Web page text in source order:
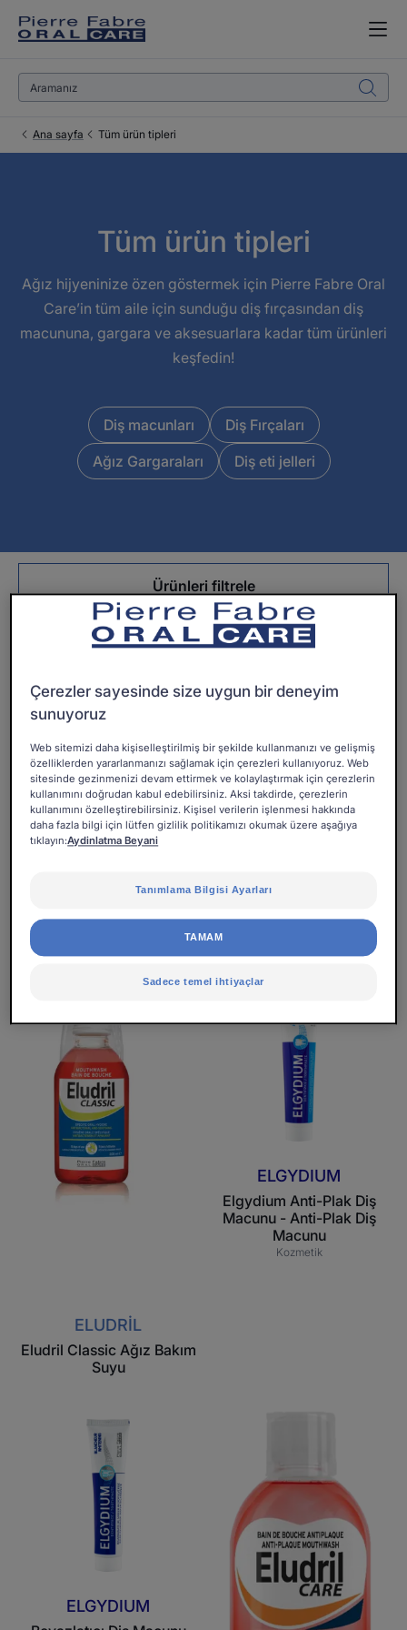
Ana sayfa Tüm ürün tipleri
Tüm ürün tipleri
Ağız hijyeninize özen göstermek için Pierre Fabre Oral
Care’in tüm aile için sunduğu diş fırçasından diş
macununa, gargara ve aksesuarlara kadar tüm ürünleri
keşfedin!
Diş macunları
Diş Fırçaları
Ağız Gargaraları
Diş eti jelleri
Ürünleri filtrele
14 sonuçlar "Tüm ürün tipleri"
ELGYDIUM
Çocuk
Diş
Macunu
2
-
ELGYDIUM Muz Aromalı
Çocuk Diş Macunu 2 - 6
Yaş
Kozmetik
ELGYDIUM
-
eco-
Teeth - eco-
Eludril
Ağız
Bakım
Suyu
ELUDRIL
Eludril Classic Ağız Bakım
Suyu
Plak
Diş
Macunu
-
Anti-
Macunu
ELGYDIUM
Elgydium Anti-Plak Diş
Macunu - Anti-Plak Diş
Macunu
Kozmetik
Beyazlatıcı
Diş
Macunu
ELGYDIUM
Çerezler sayesinde size uygun bir deneyim
sunuyoruz
Web sitemizi daha kişiselleştirilmiş bir şekilde kullanmanızı ve gelişmiş
özelliklerden yararlanmanızı sağlamak için çerezleri kullanıyoruz. Web
sitesinde gezinmenizi devam ettirmek ve kolaylaştırmak için çerezlerin
kullanımını doğrudan kabul edebilirsiniz. Aksi takdirde, çerezlerin
kullanımını özelleştirebilirsiniz. Kişisel verilerin işlenmesi hakkında
daha fazla bilgi için lütfen gizlilik politikamızı okumak üzere aşağıya
tıklayın:Aydinlatma Beyani
Tanımlama Bilgisi Ayarları
Sadece temel ihtiyaçlar
TAMAM